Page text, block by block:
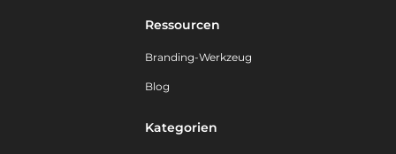
Ressourcen
Branding-Werkzeug
Blog
Kategorien